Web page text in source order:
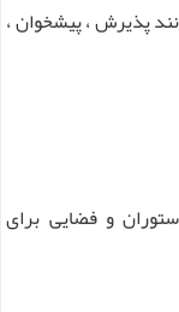
پذیرش ، پیشخوان ،
و فضایی برای